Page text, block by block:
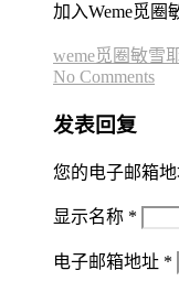
加入Weme觅圈
weme觅圈敏雪
No Comments
发表回复
您的电子邮箱地
显示名称 *
电子邮箱地址 *